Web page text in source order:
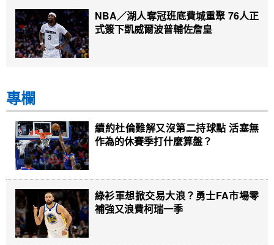
NBA／湖人奪冠班底費城重聚 76人正
式簽下凱威爾波普輔佐詹皇
專欄
續約杜倫難解又沒第二持球點 活塞無
作為的休賽季打什麼算盤？
綠衫軍想掀交易大浪？勇士FA市場零
補強又浪費柯瑞一季